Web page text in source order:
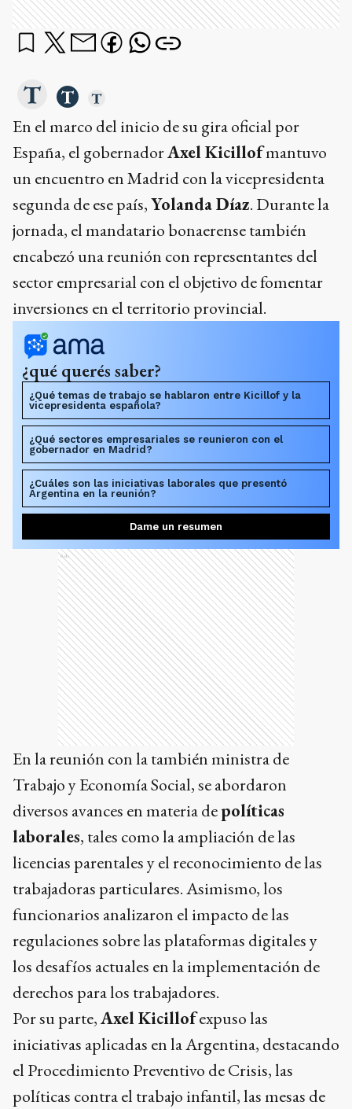
En el marco del inicio de su gira oficial por
España, el gobernadorAxel Kicillofmantuvo
un encuentro en Madrid con la vicepresidenta
segunda de ese país,Yolanda Díaz. Durante la
jornada, el mandatario bonaerense también
encabezó una reunión con representantes del
sector empresarial con el objetivo de fomentar
inversiones en el territorio provincial.
¿qué querés saber?
¿Qué temas de trabajo se hablaron entre Kicillof y la
vicepresidenta española?
¿Qué sectores empresariales se reunieron con el
gobernador en Madrid?
¿Cuáles son las iniciativas laborales que presentó
Argentina en la reunión?
Dame un resumen
Ads
En la reunión con la también ministra de
Trabajo y Economía Social, se abordaron
diversos avances en materia depolíticas
laborales, tales como la ampliación de las
licencias parentales y el reconocimiento de las
trabajadoras particulares. Asimismo, los
funcionarios analizaron el impacto de las
regulaciones sobre las plataformas digitales y
los desafíos actuales en la implementación de
derechos para los trabajadores.
Por su parte,Axel Kicillofexpuso las
iniciativas aplicadas en la Argentina, destacando
el Procedimiento Preventivo de Crisis, las
políticas contra el trabajo infantil, las mesas de